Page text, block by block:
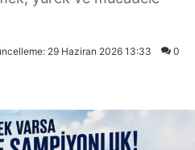
29 Haziran 2026 13:33 0